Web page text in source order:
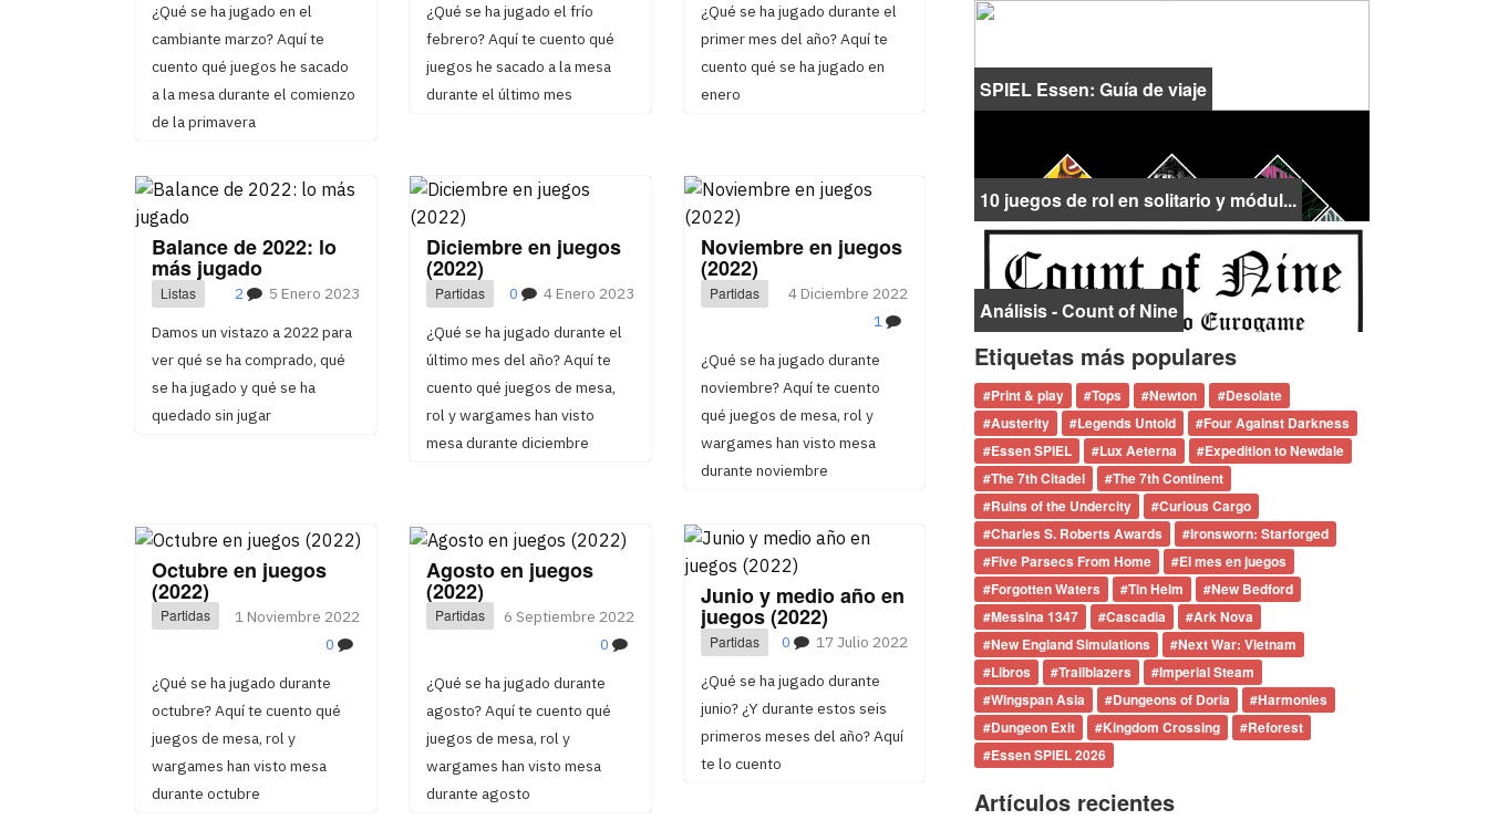
¿Qué se ha jugado en el
cambiante marzo? Aquí te
cuento qué juegos he sacado
a la mesa durante el comienzo
de la primavera
¿Qué se ha jugado el frío
febrero? Aquí te cuento qué
juegos he sacado a la mesa
durante el último mes
¿Qué se ha jugado durante el
primer mes del año? Aquí te
cuento qué se ha jugado en
enero
Balance de 2022: lo
más jugado
Listas 5 Enero 2023
2
Damos un vistazo a 2022 para
ver qué se ha comprado, qué
se ha jugado y qué se ha
quedado sin jugar
Diciembre en juegos
(2022)
Partidas 4 Enero 2023
0
¿Qué se ha jugado durante el
último mes del año? Aquí te
cuento qué juegos de mesa,
rol y wargames han visto
mesa durante diciembre
Noviembre en juegos
(2022)
Partidas
4 Diciembre 2022
1
¿Qué se ha jugado durante
noviembre? Aquí te cuento
qué juegos de mesa, rol y
wargames han visto mesa
durante noviembre
Octubre en juegos
(2022)
Partidas
1 Noviembre 2022
0
¿Qué se ha jugado durante
octubre? Aquí te cuento qué
juegos de mesa, rol y
wargames han visto mesa
durante octubre
Agosto en juegos
(2022)
Partidas
6 Septiembre 2022
0
¿Qué se ha jugado durante
agosto? Aquí te cuento qué
juegos de mesa, rol y
wargames han visto mesa
durante agosto
Junio y medio año en
juegos (2022)
Partidas 17 Julio 2022
0
¿Qué se ha jugado durante
junio? ¿Y durante estos seis
primeros meses del año? Aquí
te lo cuento
SPIEL Essen: Guía de viaje
10 juegos de rol en solitario y módul...
Análisis - Count of Nine
Etiquetas más populares
#Print & play #Tops #Newton #Desolate
#Austerity #Legends Untold #Four Against Darkness
#Essen SPIEL #Lux Aeterna #Expedition to Newdale
#The 7th Citadel #The 7th Continent
#Ruins of the Undercity #Curious Cargo
#Charles S. Roberts Awards #Ironsworn: Starforged
#Five Parsecs From Home #El mes en juegos
#Forgotten Waters #Tin Helm #New Bedford
#Messina 1347 #Cascadia #Ark Nova
#New England Simulations #Next War: Vietnam
#Libros #Trailblazers #Imperial Steam
#Wingspan Asia #Dungeons of Doria #Harmonies
#Dungeon Exit #Kingdom Crossing #Reforest
#Essen SPIEL 2026
Artículos recientes